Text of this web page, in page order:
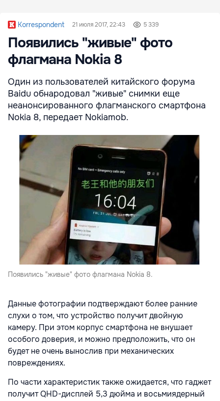
Korrespondent 21 июля 2017, 22:43 5 339
Появились "живые" фото
флагмана Nokia 8
Один из пользователей китайского форума
Baidu обнародовал "живые" снимки еще
неанонсированного флагманского смартфона
Nokia 8, передает Nokiamob.
Появились "живые" фото флагмана Nokia 8.
Данные фотографии подтверждают более ранние
слухи о том, что устройство получит двойную
камеру. При этом корпус смартфона не внушает
особого доверия, и можно предположить, что он
будет не очень вынослив при механических
повреждениях.
По части характеристик также ожидается, что гаджет
получит QHD-дисплей 5,3 дюйма и восьмиядерный